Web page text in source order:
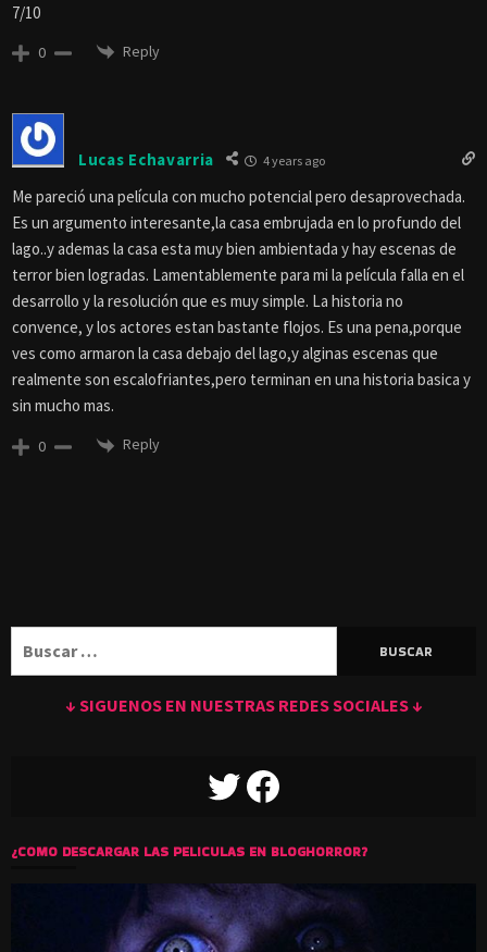
7/10
0 Reply
Lucas Echavarria 4 years ago
Me pareció una película con mucho potencial pero desaprovechada.
Es un argumento interesante,la casa embrujada en lo profundo del
lago..y ademas la casa esta muy bien ambientada y hay escenas de
terror bien logradas. Lamentablemente para mi la película falla en el
desarrollo y la resolución que es muy simple. La historia no
convence, y los actores estan bastante flojos. Es una pena,porque
ves como armaron la casa debajo del lago,y alginas escenas que
realmente son escalofriantes,pero terminan en una historia basica y
sin mucho mas.
0 Reply
↓ SIGUENOS EN NUESTRAS REDES SOCIALES ↓
TWITTERFACEBOOK
¿COMO DESCARGAR LAS PELICULAS EN BLOGHORROR?